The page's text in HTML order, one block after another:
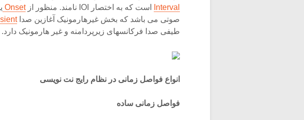
Interval
است که به اختصار IOI نامند. منظور از Onset
صوتی می باشد که بخش غیرهارمونیک آغازین صدا
طیفی صدا فرکانسهای زیرپردامنه و غیر هارمونیک دارد.
انواع فواصل زمانی در نظام رایج نت نویسی
فواصل زمانی ساده